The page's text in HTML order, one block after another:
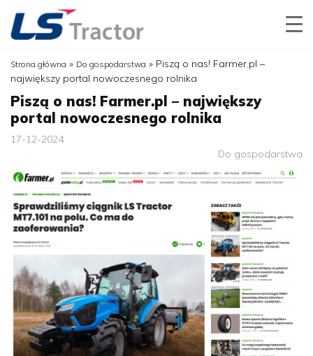
Strona główna » Do gospodarstwa » Piszą o nas! Farmer.pl –
największy portal nowoczesnego rolnika
Piszą o nas! Farmer.pl – największy
portal nowoczesnego rolnika
17-12-2024
Do gospodarstwa